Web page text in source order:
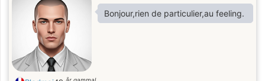
Bonjour,rien de particulier,au feeling.